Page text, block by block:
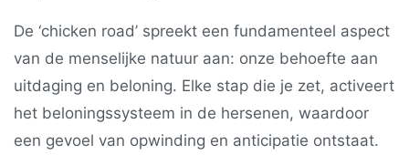
De ‘chicken road’ spreekt een fundamenteel aspect
van de menselijke natuur aan: onze behoefte aan
uitdaging en beloning. Elke stap die je zet, activeert
het beloningssysteem in de hersenen, waardoor
een gevoel van opwinding en anticipatie ontstaat.